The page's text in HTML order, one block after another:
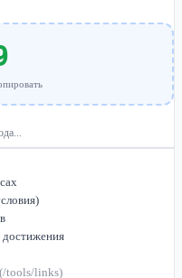
достижения
(/tools/links)